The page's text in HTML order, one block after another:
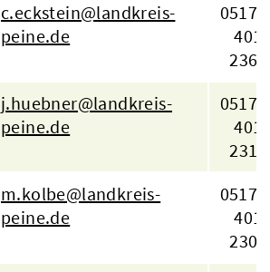
c.eckstein@landkreis-
peine.de
401
2364
j.huebner@landkreis-
peine.de
401
2313
m.kolbe@landkreis-
peine.de
401
2309